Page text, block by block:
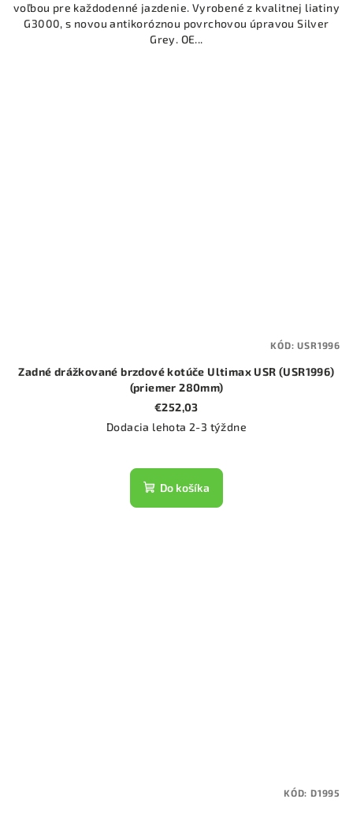
voľbou pre každodenné jazdenie. Vyrobené z kvalitnej liatiny
G3000, s novou antikoróznou povrchovou úpravou Silver
Grey. OE...
Zadné drážkované brzdové kotúče Ultimax USR (USR1996)
(priemer 280mm)
€252,03
Dodacia lehota 2-3 týždne
Do košíka
KÓD:USR1996
KÓD: D1995